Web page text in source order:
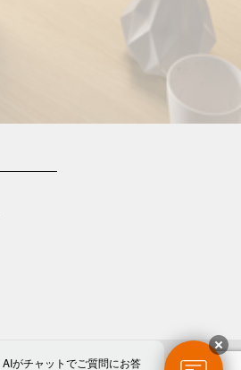
AIがチャットでご質問にお答